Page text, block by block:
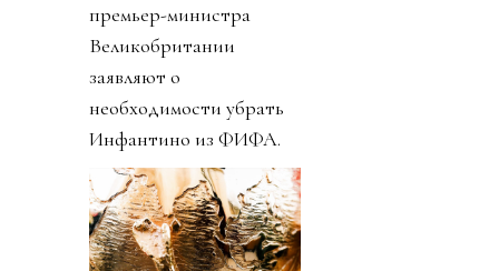
премьер-министра
Великобритании
заявляют о
необходимости убрать
Инфантино из ФИФА.